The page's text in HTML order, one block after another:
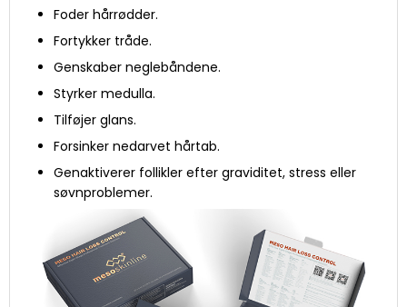
Foder hårrødder.
Fortykker tråde.
Genskaber neglebåndene.
Styrker medulla.
Tilføjer glans.
Forsinker nedarvet hårtab.
Genaktiverer follikler efter graviditet, stress eller
søvnproblemer.